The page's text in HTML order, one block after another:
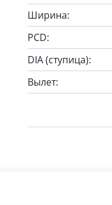
Ширина:
PCD:
DIA (ступица):
Вылет: